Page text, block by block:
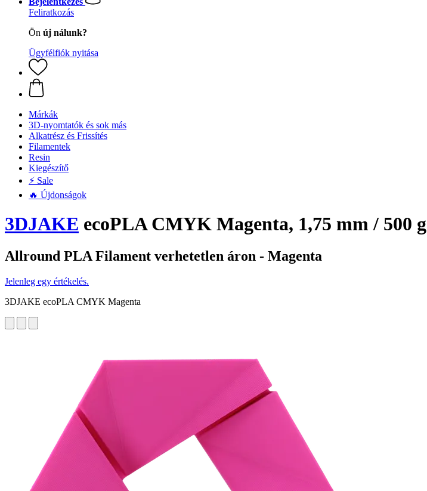
Feliratkozás
Ön új nálunk?
Ügyfélfiók nyitása
Márkák
3D-nyomtatók és sok más
Alkatrész és Frissítés
Filamentek
Resin
Kiegészítő
⚡ Sale
🔥 Újdonságok
3DJAKE ecoPLA CMYK Magenta, 1,75 mm / 500 g
Allround PLA Filament verhetetlen áron - Magenta
Jelenleg egy értékelés.
3DJAKE ecoPLA CMYK Magenta